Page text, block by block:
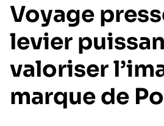
Voyage
levier
valoriser
marque de